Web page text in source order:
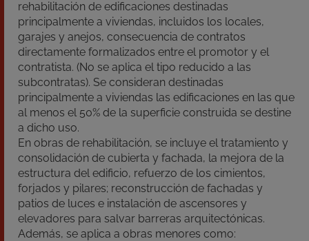
rehabilitación de edificaciones destinadas
principalmente a viviendas, incluidos los locales,
garajes y anejos, consecuencia de contratos
directamente formalizados entre el promotor y el
contratista. (No se aplica el tipo reducido a las
subcontratas). Se consideran destinadas
principalmente a viviendas las edificaciones en las que
al menos el 50% de la superficie construida se destine
a dicho uso.
En obras de rehabilitación, se incluye el tratamiento y
consolidación de cubierta y fachada, la mejora de la
estructura del edificio, refuerzo de los cimientos,
forjados y pilares; reconstrucción de fachadas y
patios de luces e instalación de ascensores y
elevadores para salvar barreras arquitectónicas.
Además, se aplica a obras menores como: